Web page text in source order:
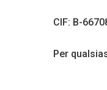
CIF: B-
Per